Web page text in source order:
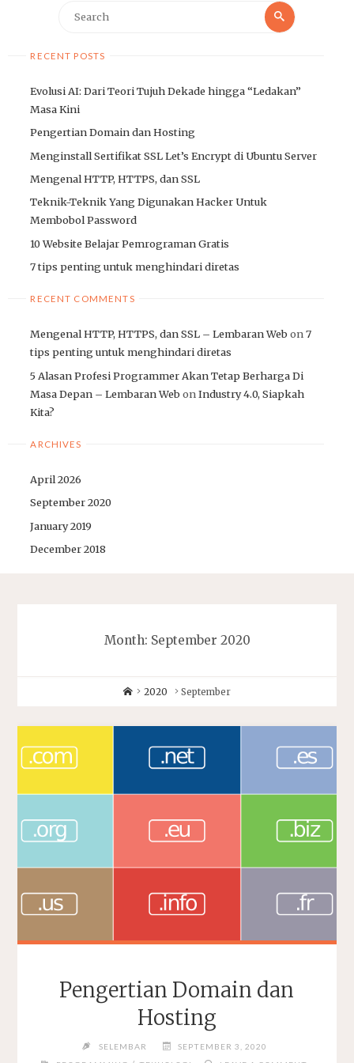
Search
Search
RECENT POSTS
Evolusi AI: Dari Teori Tujuh Dekade hingga “Ledakan”
Masa Kini
Pengertian Domain dan Hosting
Menginstall Sertifikat SSL Let’s Encrypt di Ubuntu Server
Mengenal HTTP, HTTPS, dan SSL
Teknik-Teknik Yang Digunakan Hacker Untuk
Membobol Password
10 Website Belajar Pemrograman Gratis
7 tips penting untuk menghindari diretas
RECENT COMMENTS
Mengenal HTTP, HTTPS, dan SSL – Lembaran Web on7
tips penting untuk menghindari diretas
5 Alasan Profesi Programmer Akan Tetap Berharga Di
Masa Depan – Lembaran Web onIndustry 4.0, Siapkah
Kita?
ARCHIVES
April 2026
September 2020
January 2019
December 2018
Month: September 2020
Home
2020 September
Pengertian Domain dan
Hosting
SELEMBAR
SEPTEMBER 3, 2020